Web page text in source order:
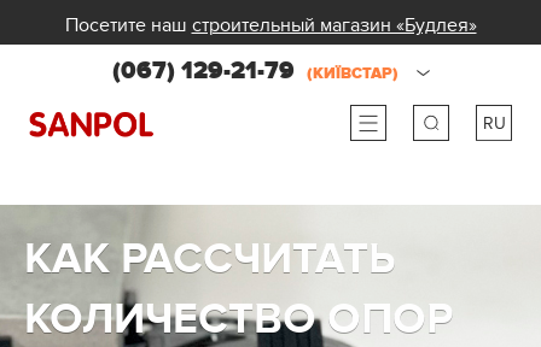
Посетите наш строительный магазин «Будлея»
(067) 129-21-79 (КИЇВСТАР)
RU
КАК РАССЧИТАТЬ
КОЛИЧЕСТВО ОПОР